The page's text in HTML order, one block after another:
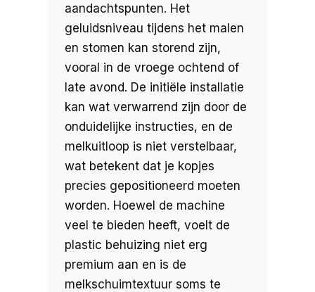
aandachtspunten. Het
geluidsniveau tijdens het malen
en stomen kan storend zijn,
vooral in de vroege ochtend of
late avond. De initiële installatie
kan wat verwarrend zijn door de
onduidelijke instructies, en de
melkuitloop is niet verstelbaar,
wat betekent dat je kopjes
precies gepositioneerd moeten
worden. Hoewel de machine
veel te bieden heeft, voelt de
plastic behuizing niet erg
premium aan en is de
melkschuimtextuur soms te